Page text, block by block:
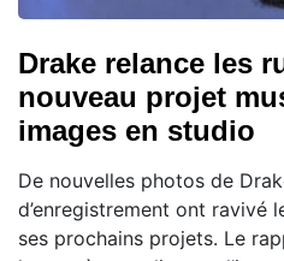
Drake relance les
nouveau projet
images en studio
De nouvelles photos de
d’enregistrement ont ravivé
ses prochains projets. Le